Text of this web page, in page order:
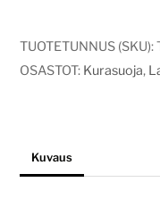
TUOTETUNNUS (SKU):
OSASTOT: Kurasuoja,
Kuvaus